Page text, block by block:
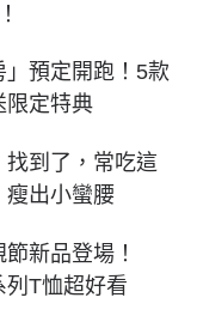
」預定開跑！5款
定特典
到了，常吃這
瘦出小蠻腰
新品登場！
列T恤超好看